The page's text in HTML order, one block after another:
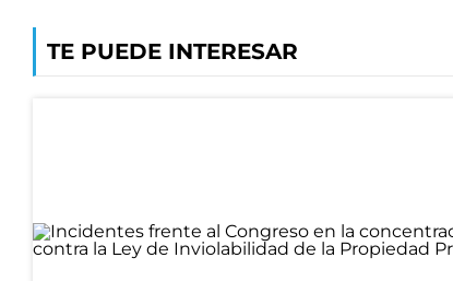
TE PUEDE INTERESAR